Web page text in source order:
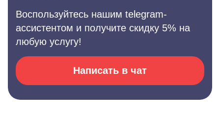
Воспользуйтесь нашим telegram-
ассистентом и получите скидку 5% на
любую услугу!
Написать в чат